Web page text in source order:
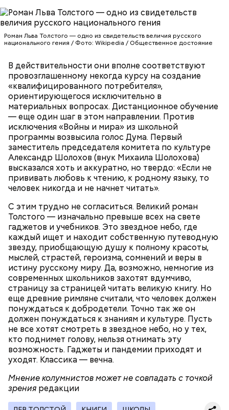
Роман Льва Толстого — одно из свидетельств величия русского
национального гения / Фото: Wikipedia / Общественное достояние
В действительности они вполне соответствуют
провозглашенному некогда курсу на создание
«квалифицированного потребителя»,
ориентирующегося исключительно в
материальных вопросах. Дистанционное обучение
— еще один шаг в этом направлении. Против
исключения «Войны и мира» из школьной
программы возвысила голос Дума. Первый
заместитель председателя комитета по культуре
Александр Шолохов (внук Михаила Шолохова)
высказался хоть и аккуратно, но твердо: «Если не
прививать любовь к чтению, к родному языку, то
человек никогда и не начнет читать».
С этим трудно не согласиться. Великий роман
Толстого — изначально превыше всех на свете
гаджетов и учебников. Это звездное небо, где
каждый ищет и находит собственную путеводную
звезду, приобщающую душу к полному красоты,
мыслей, страстей, героизма, сомнений и веры в
истину русскому миру. Да, возможно, немногие из
современных школьников захотят вдумчиво,
страницу за страницей читать великую книгу. Но
еще древние римляне считали, что человек должен
понуждаться к добродетели. Точно так же он
должен понуждаться к знаниям и культуре. Пусть
не все хотят смотреть в звездное небо, но у тех,
кто поднимет голову, нельзя отнимать эту
возможность. Гаджеты и пандемии приходят и
уходят. Классика — вечна.
Мнение колумнистов может не совпадать с точкой
зрения редакции
А еще, удержав меч палача, святой Николай спас от
смерти трех мужей, невинно осужденных
корыстолюбивым градоначальником.
За свою земную жизнь он совершил множество
добрых дел во славу Божию.
2-3 картофелины,
1 некрупное яблоко,
1 некрупный помидор,
2 корня сельдерея,
салатная заправка.
Очищенный сырой салатный сельдерей
нашинковать соломкой. Яблоки очистить от
кожицы и семян, нарезать ломтиками. Так же
нарезать вареный картофель. Продукты
перемешать, полить салатной заправкой, выложить
в салатник горкой и украсить веточками
сельдерея, кусочками свежих помидоров и
ломтиками яблок.